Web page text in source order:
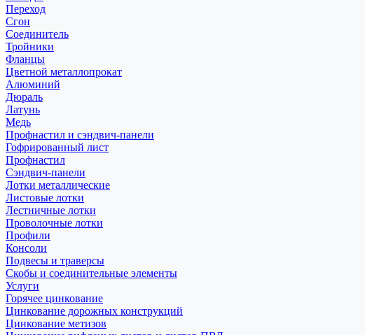
Переход
Сгон
Соединитель
Тройники
Фланцы
Цветной металлопрокат
Алюминий
Дюраль
Латунь
Медь
Профнастил и сэндвич-панели
Гофрированный лист
Профнастил
Сэндвич-панели
Лотки металлические
Листовые лотки
Лестничные лотки
Проволочные лотки
Профили
Консоли
Подвесы и траверсы
Скобы и соединительные элементы
Услуги
Горячее цинкование
Цинкование дорожных конструкций
Цинкование метизов